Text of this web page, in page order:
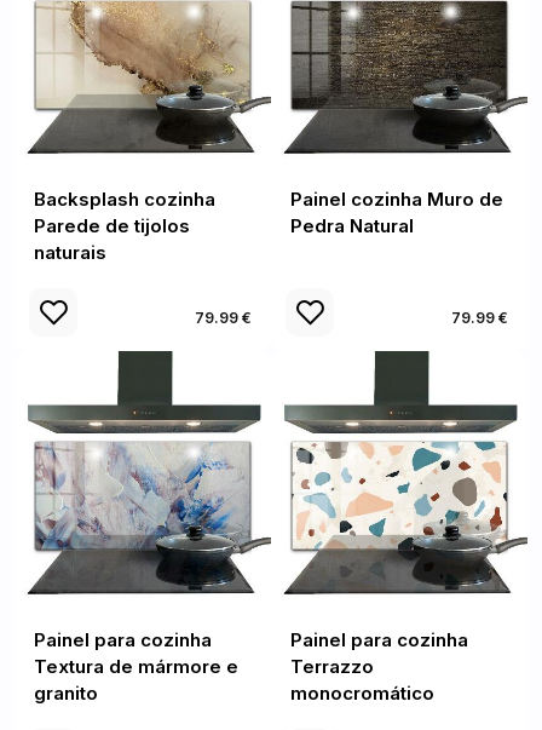
Backsplash cozinha
Parede de tijolos
naturais
79.99 €
Painel cozinha Muro de
Pedra Natural
79.99 €
Painel para cozinha
Textura de mármore e
granito
Painel para cozinha
Terrazzo
monocromático